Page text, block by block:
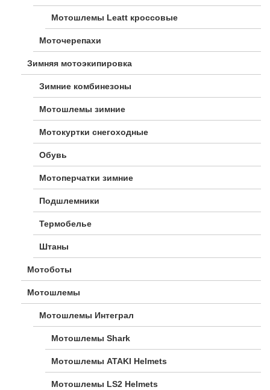
Мотошлемы Leatt кроссовые
Моточерепахи
Зимняя мотоэкипировка
Зимние комбинезоны
Мотошлемы зимние
Мотокуртки снегоходные
Обувь
Мотоперчатки зимние
Подшлемники
Термобелье
Штаны
Мотоботы
Мотошлемы
Мотошлемы Интеграл
Мотошлемы Shark
Мотошлемы ATAKI Helmets
Мотошлемы LS2 Helmets